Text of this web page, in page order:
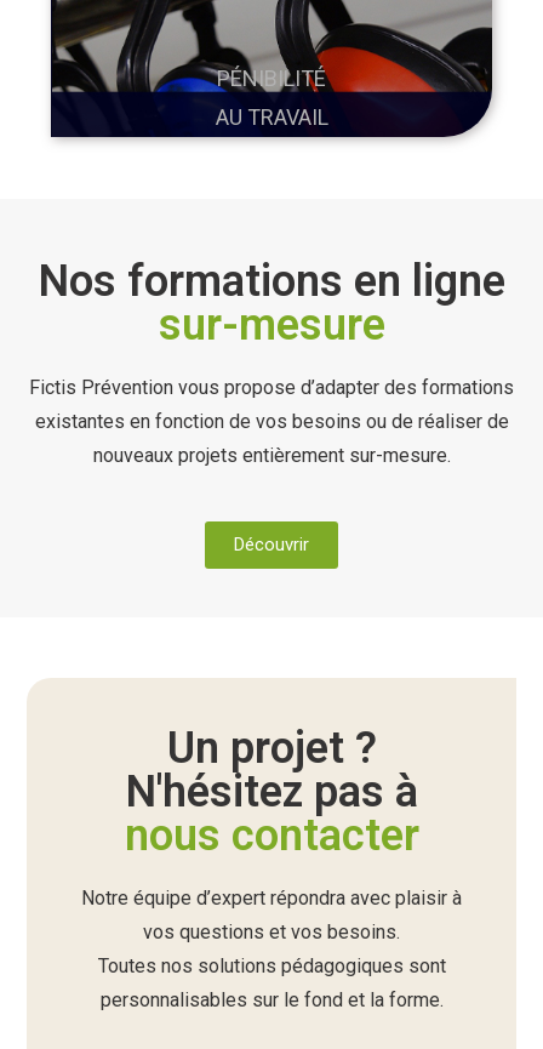
PÉNIBILITÉ
AU TRAVAIL
Nos formations en ligne
sur-mesure
Fictis Prévention vous propose d’adapter des formations
existantes en fonction de vos besoins ou de réaliser de
nouveaux projets entièrement sur-mesure.
Découvrir
Un projet ?
N'hésitez pas à
nous contacter
Notre équipe d’expert répondra avec plaisir à
vos questions et vos besoins.
Toutes nos solutions pédagogiques sont
personnalisables sur le fond et la forme.